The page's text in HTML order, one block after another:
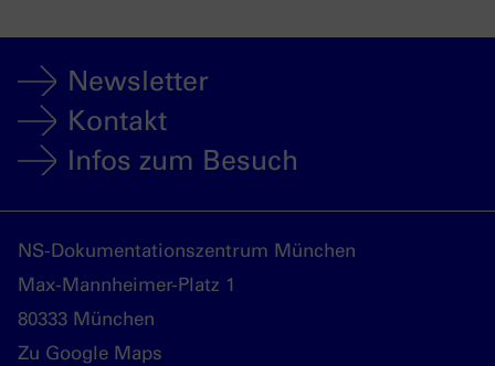
Newsletter
Kontakt
Infos zum Besuch
NS-Dokumentationszentrum München
Max-Mannheimer-Platz 1
80333 München
Zu Google Maps